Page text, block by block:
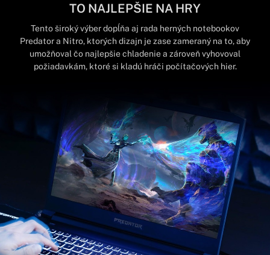
TO NAJLEPŠIE NA HRY
Tento široký výber dopĺňa aj rada herných notebookov
Predator a Nitro, ktorých dizajn je zase zameraný na to, aby
umožňoval čo najlepšie chladenie a zároveň vyhovoval
požiadavkám, ktoré si kladú hráči počítačových hier.